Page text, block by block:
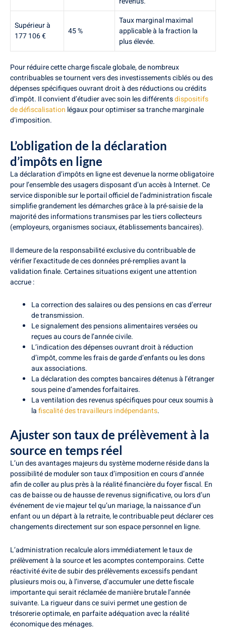
Supérieur à
177 106 €
45 %
Taux marginal maximal
applicable à la fraction la
plus élevée.
Pour réduire cette charge fiscale globale, de nombreux
contribuables se tournent vers des investissements ciblés ou des
dépenses spécifiques ouvrant droit à des réductions ou crédits
d’impôt. Il convient d’étudier avec soin les différentsdispositifs
de défiscalisation légaux pour optimiser sa tranche marginale
d’imposition.
L’obligation de la déclaration
d’impôts en ligne
La déclaration d’impôts en ligne est devenue la norme obligatoire
pour l’ensemble des usagers disposant d’un accès à Internet. Ce
service disponible sur le portail officiel de l’administration fiscale
simplifie grandement les démarches grâce à la pré-saisie de la
majorité des informations transmises par les tiers collecteurs
(employeurs, organismes sociaux, établissements bancaires).
Il demeure de la responsabilité exclusive du contribuable de
vérifier l’exactitude de ces données pré-remplies avant la
validation finale. Certaines situations exigent une attention
accrue :
La correction des salaires ou des pensions en cas d’erreur
de transmission.
Le signalement des pensions alimentaires versées ou
reçues au cours de l’année civile.
L’indication des dépenses ouvrant droit à réduction
d’impôt, comme les frais de garde d’enfants ou les dons
aux associations.
La déclaration des comptes bancaires détenus à l’étranger
sous peine d’amendes forfaitaires.
La ventilation des revenus spécifiques pour ceux soumis à
lafiscalité des travailleurs indépendants.
Ajuster son taux de prélèvement à la
source en temps réel
L’un des avantages majeurs du système moderne réside dans la
possibilité de moduler son taux d’imposition en cours d’année
afin de coller au plus près à la réalité financière du foyer fiscal. En
cas de baisse ou de hausse de revenus significative, ou lors d’un
événement de vie majeur tel qu’un mariage, la naissance d’un
enfant ou un départ à la retraite, le contribuable peut déclarer ces
changements directement sur son espace personnel en ligne.
L’administration recalcule alors immédiatement le taux de
prélèvement à la source et les acomptes contemporains. Cette
réactivité évite de subir des prélèvements excessifs pendant
plusieurs mois ou, à l’inverse, d’accumuler une dette fiscale
importante qui serait réclamée de manière brutale l’année
suivante. La rigueur dans ce suivi permet une gestion de
trésorerie optimale, en parfaite adéquation avec la réalité
économique des ménages.